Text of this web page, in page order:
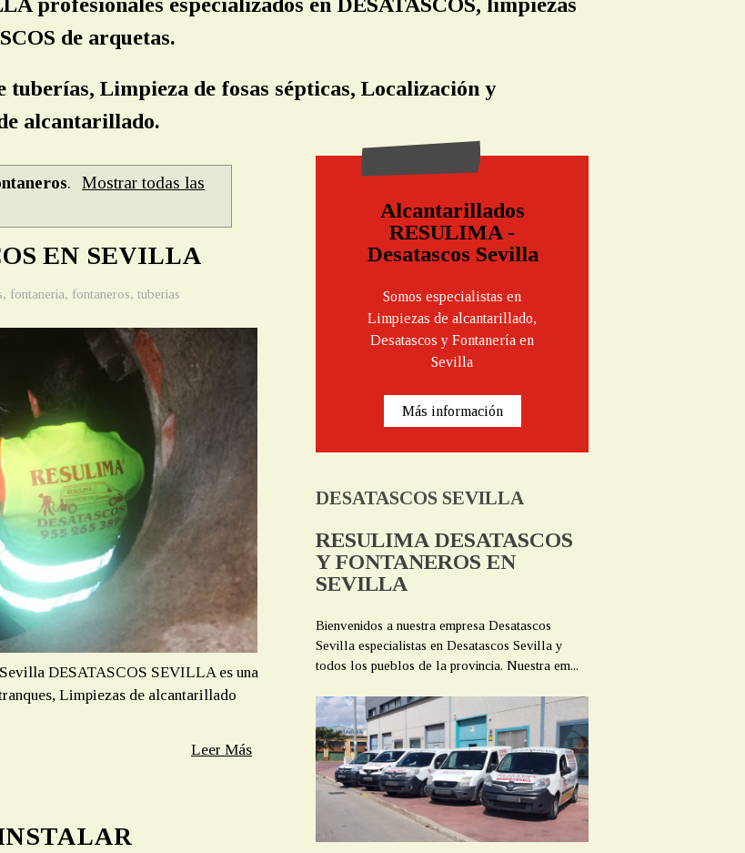
de arquetas.
tuberías, Limpieza de fosas sépticas, Localización y
alcantarillado.
.
Mostrar todas las
EN SEVILLA
, fontaneria, fontaneros, tuberias
DESATASCOS SEVILLA es una
Limpiezas de alcantarillado
Leer Más
Alcantarillados
RESULIMA -
Desatascos Sevilla
Somos especialistas en
Limpiezas de alcantarillado,
Desatascos y Fontanería en
Sevilla
Más información
DESATASCOS SEVILLA
RESULIMA DESATASCOS
Y FONTANEROS EN
SEVILLA
Bienvenidos a nuestra empresa Desatascos
Sevilla especialistas en Desatascos Sevilla y
todos los pueblos de la provincia. Nuestra em...